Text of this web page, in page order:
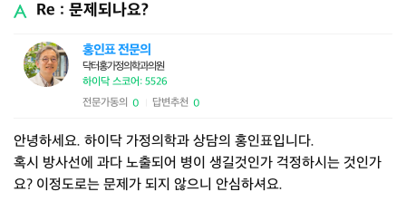
Re : 문제되나요?
홍인표 전문의
닥터홍가정의학과의원
하이닥 스코어: 5526
전문가동의 0 답변추천 0
안녕하세요. 하이닥 가정의학과 상담의 홍인표입니다.
혹시 방사선에 과다 노출되어 병이 생길것인가 걱정하시는 것인가
요? 이정도로는 문제가 되지 않으니 안심하셔요.